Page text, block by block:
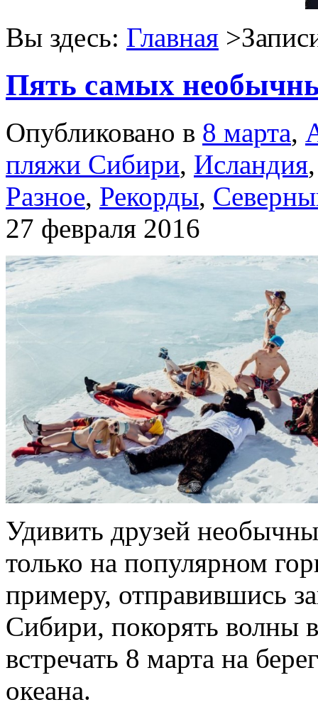
Вы здесь: Главная
Пять самых
Опубликовано в 8 марта,
пляжи Сибири, Исландия
Разное, Рекорды,
27 февраля 2016
Удивить друзей
только на популярном
примеру, отправившись
Сибири, покорять волны
встречать 8 марта на
океана.